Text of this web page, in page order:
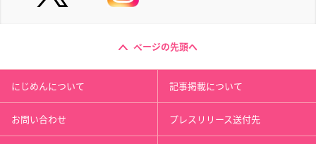
ページの先頭へ
にじめんについて 記事掲載について
お問い合わせ プレスリリース送付先